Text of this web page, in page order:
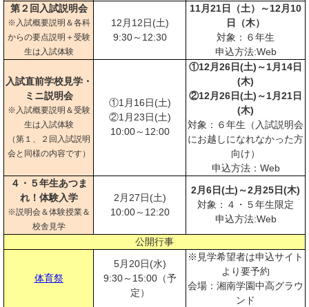
第２回入試説明会
※入試概要説明＆各科
からの要点説明＋受験
生は入試体験
12月12日(土)
9:30～12:30
11月21日（土）～12月10
日（木）
対象：６年生
申込方法:Web
入試直前学校見学・
ミニ説明会
※入試概要説明＆受験
生は入試体験
（第１、２回入試説明
会と同様の内容です）
①1月16日(土)
②1月23日(土)
10:00～12:00
①12月26日(土)～1月14日
(木)
②12月26日(土)～1月21日
(木)
対象：６年生（入試説明会
にお越しになれなかった方
向け）
申込方法：Web
４・５年生あつま
れ！体験入学
※説明会＆体験授業＆
校舎見学
2月27日(土)
10:00～12:20
2月6日(土)～2月25日(木)
対象：４・５年生限定
申込方法:Web
公開行事
体育祭
5月20日(水)
9:30～15:00（予
定）
※見学希望者は申込サイト
より要予約
会場：湘南学園中高グラウ
ンド